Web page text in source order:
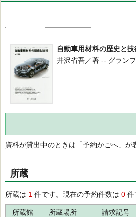
自動車用材料の歴史と技
井沢省吾／著 -- グラン
資料が貸出中のときは「予約かごへ」
所蔵
所蔵は 1 件です。現在の予約件数は 0 件
所蔵館 所蔵場所 請求記号